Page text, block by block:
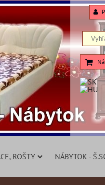
ROŠTY NÁBYTOK -